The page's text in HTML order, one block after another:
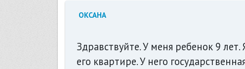
ОКСАНА
Здравствуйте. У меня ребенок 9
его квартире. У него